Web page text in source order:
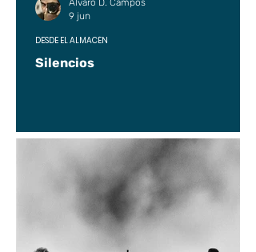
Silencios
DESDE EL ALMACÉN
Alvaro D. Campos
9 jun